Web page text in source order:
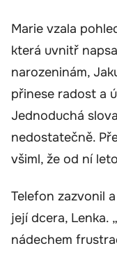
Marie vzala
která uvnitř
narozeninám,
přinese radost a
Jednoduchá
nedostatečně.
všiml, že od ní
Telefon zazvonil
její dcera, Lenka.
nádechem